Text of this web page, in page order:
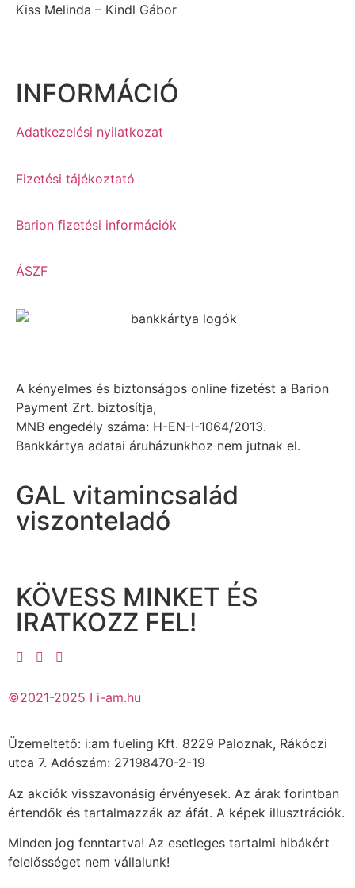
Kiss Melinda – Kindl Gábor
INFORMÁCIÓ
Adatkezelési nyilatkozat
Fizetési tájékoztató
Barion fizetési információk
ÁSZF
A kényelmes és biztonságos online fizetést a Barion
Payment Zrt. biztosítja,
MNB engedély száma: H-EN-I-1064/2013.
Bankkártya adatai áruházunkhoz nem jutnak el.
GAL vitamincsalád
viszonteladó
KÖVESS MINKET ÉS
IRATKOZZ FEL!
©2021-2025 I i-am.hu
Üzemeltető: i:am fueling Kft. 8229 Paloznak, Rákóczi
utca 7. Adószám: 27198470-2-19
Az akciók visszavonásig érvényesek. Az árak forintban
értendők és tartalmazzák az áfát. A képek illusztrációk.
Minden jog fenntartva! Az esetleges tartalmi hibákért
felelősséget nem vállalunk!